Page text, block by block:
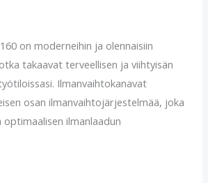
on moderneihin ja olennaisiin
takaavat terveellisen ja viihtyisän
Ilmanvaihtokanavat
osan ilmanvaihtojärjestelmää, joka
ilmanlaadun